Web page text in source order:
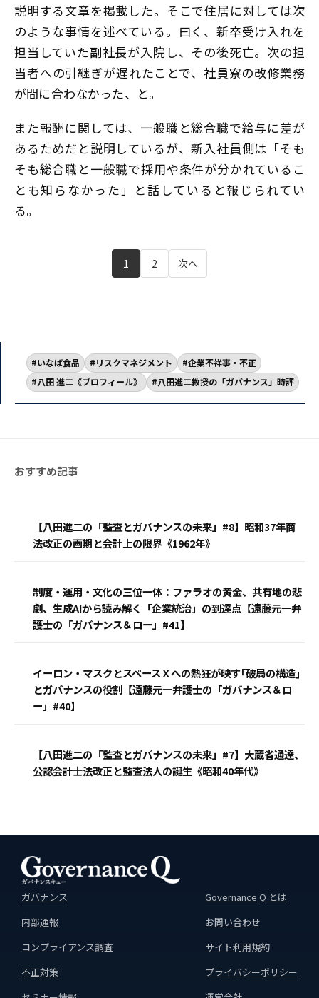
説明する文章を掲載した。そこで住居に対しては次
のような事情を述べている。曰く、新卒受け入れを
担当していた副社長が入院し、その後死亡。次の担
当者への引継ぎが遅れたことで、社員寮の改修業務
が間に合わなかった、と。
また報酬に関しては、一般職と総合職で給与に差が
あるためだと説明しているが、新入社員側は「そも
そも総合職と一般職で採用や条件が分かれているこ
とも知らなかった」と話していると報じられてい
る。
1 2 次へ
いなば食品 リスクマネジメント
企業不祥事・不正
八田 進二《プロフィール》
八田進二教授の「ガバナンス」時評
【八田進二の「監査とガバナンスの未来」#8】昭和37年商
法改正の画期と会計上の限界《1962年》
制度・運用・文化の三位一体：ファラオの黄金、共有地の悲
劇、生成AIから読み解く「企業統治」の到達点【遠藤元一弁
護士の「ガバナンス＆ロー」#41】
イーロン・マスクとスペースＸへの熱狂が映す｢破局の構造｣
とガバナンスの役割【遠藤元一弁護士の「ガバナンス＆ロ
ー」#40】
【八田進二の「監査とガバナンスの未来」#7】大蔵省通達、
公認会計士法改正と監査法人の誕生《昭和40年代》
ガバナンス
内部通報
コンプライアンス調査
不正対策
Governance Q とは
お問い合わせ
サイト利用規約
プライバシーポリシー